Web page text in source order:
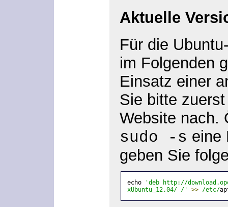
Aktuelle
Für die
im Folgenden
Einsatz einer
Sie bitte
Website nach.
sudo -s eine
geben Sie
echo
'deb http://
xUbuntu_12.04/ /'
>> /etc/